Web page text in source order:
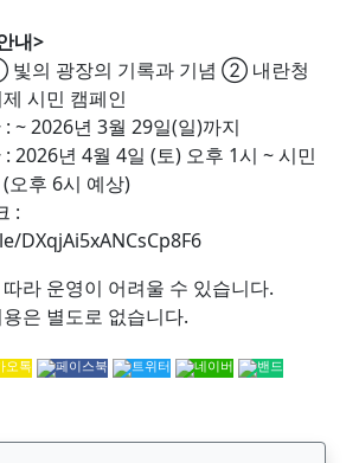
내>
빛의 광장의 기록과 기념 ② 내란청
시민 캠페인
~ 2026년 3월 29일(일)까지
2026년 4월 4일 (토) 오후 1시 ~ 시민
오후 6시 예상)
:
DXqjAi5xANCsCp8F6
라 운영이 어려울 수 있습니다.
은 별도로 없습니다.